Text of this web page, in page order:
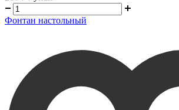
Фонтан настольный